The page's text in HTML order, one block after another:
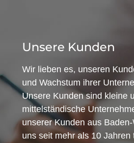
Unsere Kunden
Wir lieben es, unseren
und Wachstum ihrer
Unsere Kunden sind kleine
mittelständische
unserer Kunden aus
uns seit mehr als 10 Jahren